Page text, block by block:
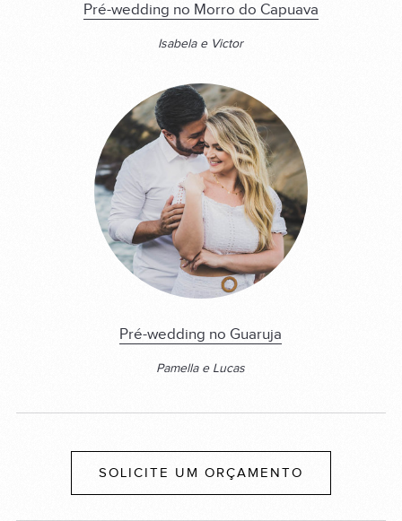
Pré-wedding no Morro do Capuava
Isabela e Victor
Pré-wedding no Guaruja
Pamella e Lucas
SOLICITE UM ORÇAMENTO